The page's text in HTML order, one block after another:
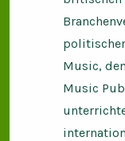
Music,
Music